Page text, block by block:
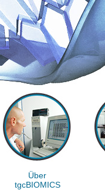
Über
tgcBIOMICS